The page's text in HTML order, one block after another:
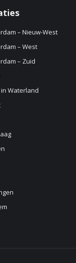
– Nieuw-West
– West
– Zuid
Waterland